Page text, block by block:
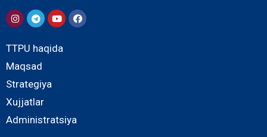
TTPU haqida
Maqsad
Strategiya
Xujjatlar
Administratsiya